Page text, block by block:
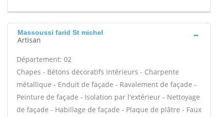
Massoussi farid St michel
Artisan
Département: 02
Chapes - Bétons décoratifs intérieurs - Charpente
métallique - Enduit de façade - Ravalement de façade -
Peinture de façade - Isolation par l'extérieur - Nettoyage
de façade - Habillage de façade - Plaque de plâtre - Faux